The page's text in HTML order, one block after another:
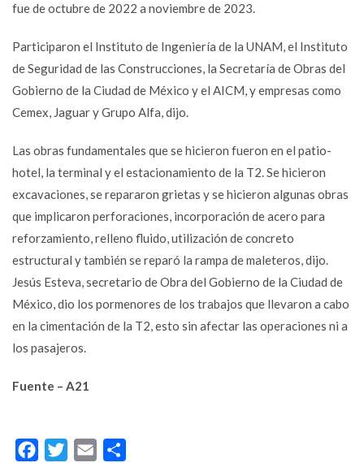
fue de octubre de 2022 a noviembre de 2023.
Participaron el Instituto de Ingeniería de la UNAM, el Instituto
de Seguridad de las Construcciones, la Secretaría de Obras del
Gobierno de la Ciudad de México y el AICM, y empresas como
Cemex, Jaguar y Grupo Alfa, dijo.
Las obras fundamentales que se hicieron fueron en el patio-
hotel, la terminal y el estacionamiento de la T2. Se hicieron
excavaciones, se repararon grietas y se hicieron algunas obras
que implicaron perforaciones, incorporación de acero para
reforzamiento, relleno fluido, utilización de concreto
estructural y también se reparó la rampa de maleteros, dijo.
Jesús Esteva, secretario de Obra del Gobierno de la Ciudad de
México, dio los pormenores de los trabajos que llevaron a cabo
en la cimentación de la T2, esto sin afectar las operaciones ni a
los pasajeros.
Fuente – A21
FacebookTwitterEmail